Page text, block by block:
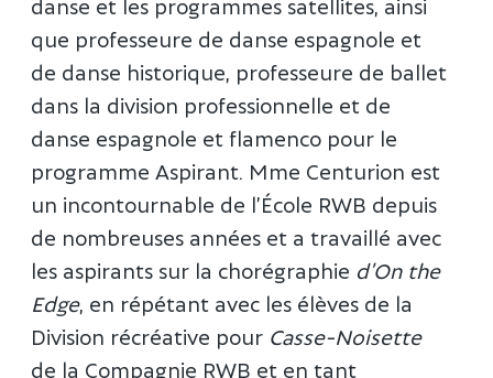
que professeure de danse espagnole et
de danse historique, professeure de ballet
dans la division professionnelle et de
danse espagnole et flamenco pour le
programme Aspirant. Mme Centurion est
un incontournable de l’École RWB depuis
de nombreuses années et a travaillé avec
les aspirants sur la chorégraphie d’On the
Edge, en répétant avec les élèves de la
Division récréative pour Casse-Noisette
de la Compagnie RWB et en tant